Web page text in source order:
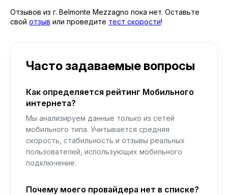
Отзывов из г. Belmonte Mezzagno пока нет. Оставьте
свой отзыв или проведите тест скорости!
Часто задаваемые вопросы
Как определяется рейтинг Мобильного
интернета?
Мы анализируем данные только из сетей
мобильного типа. Учитывается средняя
скорость, стабильность и отзывы реальных
пользователей, использующих мобильного
подключение.
Почему моего провайдера нет в списке?